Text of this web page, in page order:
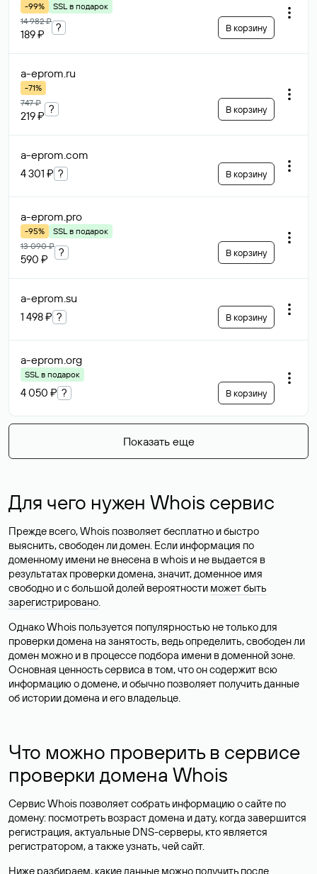
-99%
SSL в подарок
14 982 ₽
189 ₽
? В корзину
a-eprom.ru
-71%
747 ₽
219 ₽
? В корзину
a-eprom.com
4 301 ₽ ? В корзину
a-eprom.pro
-95%
SSL в подарок
13 090 ₽
590 ₽
? В корзину
a-eprom.su
1 498 ₽ ? В корзину
a-eprom.org
SSL в подарок
4 050 ₽ ? В корзину
Показать еще
Для чего нужен Whois сервис
Прежде всего, Whois позволяет бесплатно и быстро
выяснить, свободен ли домен. Если информация по
доменному имени не внесена в whois и не выдается в
результатах проверки домена, значит, доменное имя
свободно и с большой долей вероятности может быть
зарегистрировано.
Однако Whois пользуется популярностью не только для
проверки домена на занятость, ведь определить, свободен ли
домен можно и в процессе подбора имени в доменной зоне.
Основная ценность сервиса в том, что он содержит всю
информацию о домене, и обычно позволяет получить данные
об истории домена и его владельце.
Что можно проверить в сервисе
проверки домена Whois
Сервис Whois позволяет собрать информацию о сайте по
домену: посмотреть возраст домена и дату, когда завершится
регистрация, актуальные DNS-серверы, кто является
регистратором, а также узнать, чей сайт.
Ниже разбираем, какие данные можно получить после